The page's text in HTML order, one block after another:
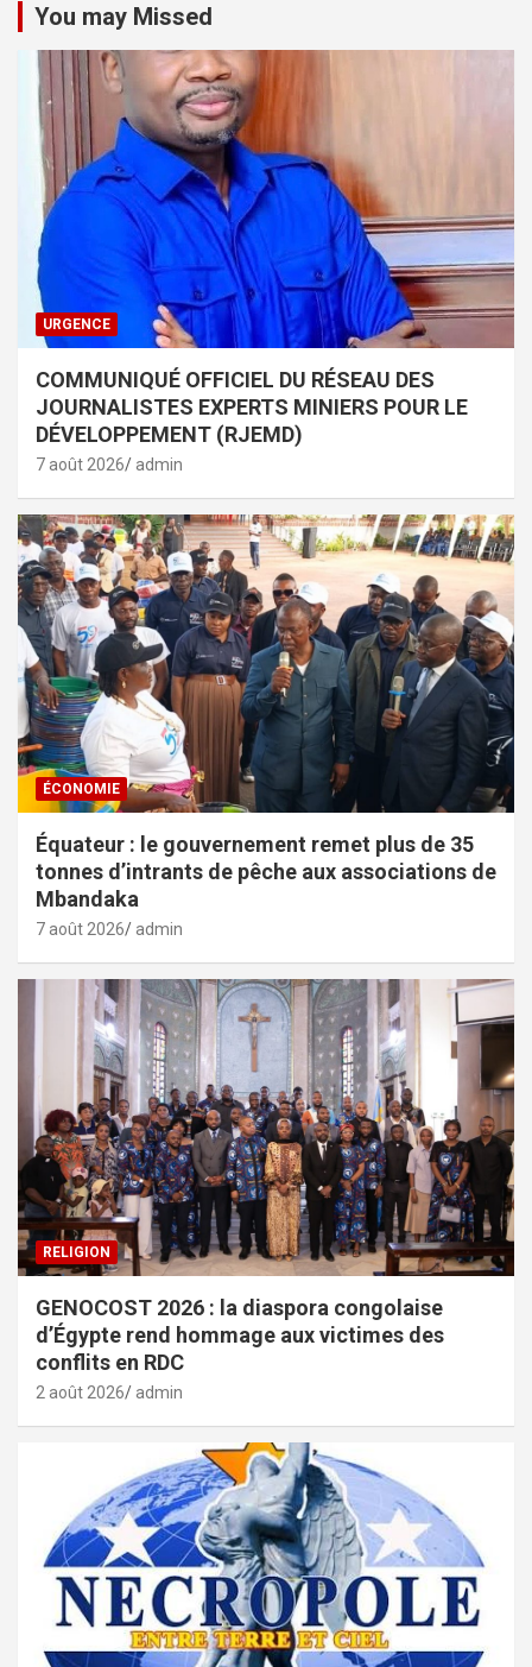
You may Missed
URGENCE
COMMUNIQUÉ OFFICIEL DU RÉSEAU DES
JOURNALISTES EXPERTS MINIERS POUR LE
DÉVELOPPEMENT (RJEMD)
7 août 2026 admin
ÉCONOMIE
Équateur : le gouvernement remet plus de 35
tonnes d’intrants de pêche aux associations de
Mbandaka
7 août 2026 admin
RELIGION
GENOCOST 2026 : la diaspora congolaise
d’Égypte rend hommage aux victimes des
conflits en RDC
2 août 2026 admin